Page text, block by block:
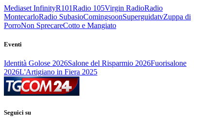
Mediaset InfinityR101Radio 105Virgin RadioRadio
MontecarloRadio SubasioComingsoonSuperguidatvZuppa di
PorroNon SprecareCotto e Mangiato
Eventi
Identità Golose 2026Salone del Risparmio 2026Fuorisalone
2026L'Artigiano in Fiera 2025
Seguici su